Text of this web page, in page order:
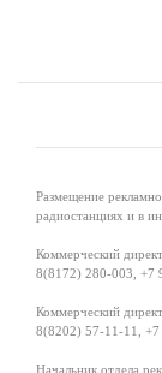
Размещение
радиостанциях и в
Коммерческий
8(8172) 280-003, +7
Коммерческий
8(8202) 57-11-11, +7
Начальник отдела